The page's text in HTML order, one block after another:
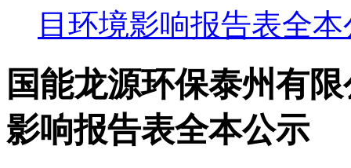
目环境影响报告表全
国能龙源环保泰州有
影响报告表全本公示